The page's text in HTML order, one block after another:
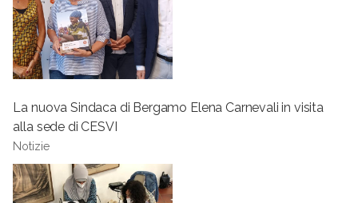
La nuova Sindaca di Bergamo Elena Carnevali in visita
alla sede di CESVI
Notizie